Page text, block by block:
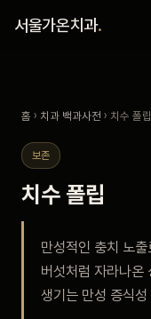
서울가온치과.
진료 안내
안내
홈 › 치과 백과사전 › 치수 폴립
보존
치수 폴립
만성적인 충치 노
버섯처럼 자라나온
생기는 만성 증식성